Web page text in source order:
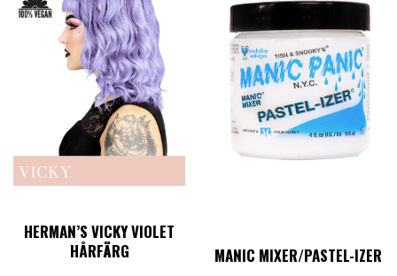
HERMAN’S VICKY VIOLET
HÅRFÄRG
MANIC MIXER/PASTEL-IZER